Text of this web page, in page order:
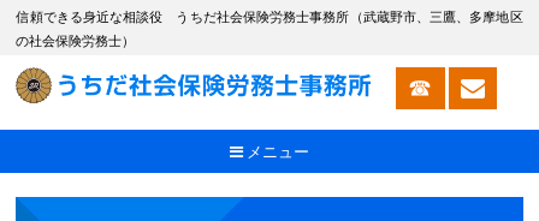
信頼できる身近な相談役 うちだ社会保険労務士事務所（武蔵野市、三鷹、多摩地区
の社会保険労務士）
メニュー